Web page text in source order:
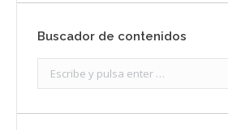
Buscador de contenidos